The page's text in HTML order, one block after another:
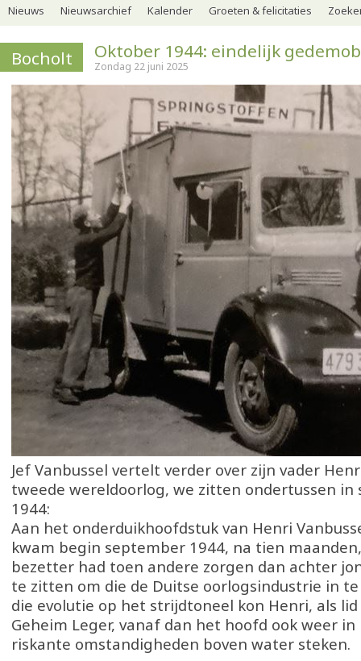
Nieuws Nieuwsarchief Kalender Groeten & felicitaties
Bocholt Oktober 1944: eindelijk
Zondag 22 juni 2025
Jef Vanbussel vertelt verder over zijn vader
tweede wereldoorlog, we zitten ondertussen in
1944:
Aan het onderduikhoofdstuk van Henri
kwam begin september 1944, na tien
bezetter had toen andere zorgen dan achter
te zitten om die de Duitse oorlogsindustrie in
die evolutie op het strijdtoneel kon Henri, als
Geheim Leger, vanaf dan het hoofd ook weer
riskante omstandigheden boven water steken.